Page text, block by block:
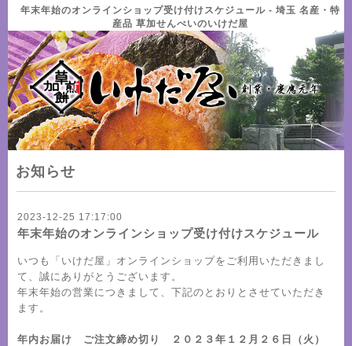
年末年始のオンラインショップ受け付けスケジュール - 埼玉 名産・特
産品 草加せんべいのいけだ屋
お知らせ
2023-12-25 17:17:00
年末年始のオンラインショップ受け付けスケジュール
いつも「いけだ屋」オンラインショップをご利用いただきまし
て、誠にありがとうございます。
年末年始の営業につきまして、下記のとおりとさせていただき
ます。
年内お届け ご注文締め切り ２０２３年１２月２６日（火）